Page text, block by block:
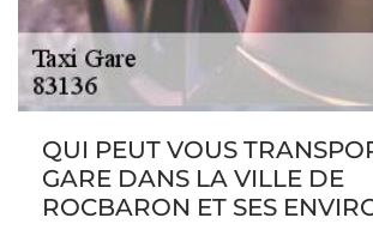
QUI PEUT VOUS
GARE DANS LA VILLE DE
ROCBARON ET SES